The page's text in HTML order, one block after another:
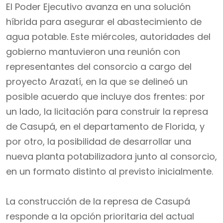
El Poder Ejecutivo avanza en una solución
híbrida para asegurar el abastecimiento de
agua potable. Este miércoles, autoridades del
gobierno mantuvieron una reunión con
representantes del consorcio a cargo del
proyecto Arazatí, en la que se delineó un
posible acuerdo que incluye dos frentes: por
un lado, la licitación para construir la represa
de Casupá, en el departamento de Florida, y
por otro, la posibilidad de desarrollar una
nueva planta potabilizadora junto al consorcio,
en un formato distinto al previsto inicialmente.
La construcción de la represa de Casupá
responde a la opción prioritaria del actual